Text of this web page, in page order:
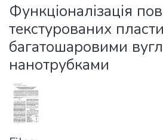
Statistics
Функціоналізація
текстурованих
багатошаровими
нанотрубками